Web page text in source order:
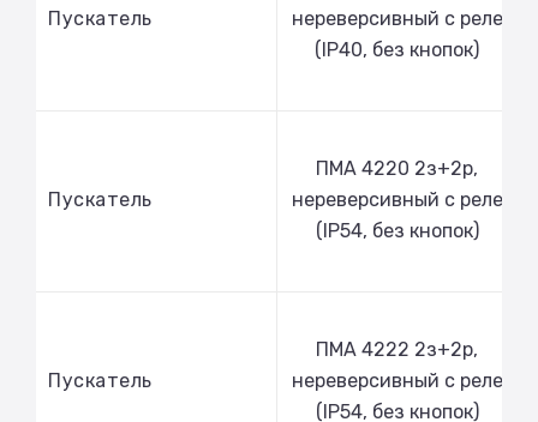
Пускатель
нереверсивный с реле
(IP40, без кнопок)
Пускатель
ПМА 4220 2з+2р,
нереверсивный с реле
(IP54, без кнопок)
Пускатель
ПМА 4222 2з+2р,
нереверсивный с реле
(IP54, без кнопок)